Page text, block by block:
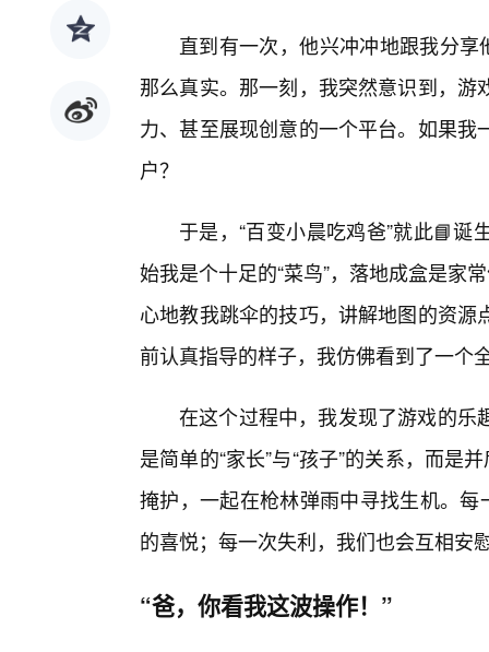
直到有一次，他兴冲冲地跟我分享
那么真实。那一刻，我突然意识到，
力、甚至展现创意的一个平台。如果
户？
于是，“百变小晨吃鸡爸”就此📘
始我是个十足的“菜鸟”，落地成盒是家
心地教我跳伞的技巧，讲解地图的资
前认真指导的样子，我仿佛看到了一个
在这个过程中，我发现了游戏的乐
是简单的“家长”与“孩子”的关系，而是
掩护，一起在枪林弹雨中寻找生机。
的喜悦；每一次失利，我们也会互相安
“爸，你看我这波操作！”